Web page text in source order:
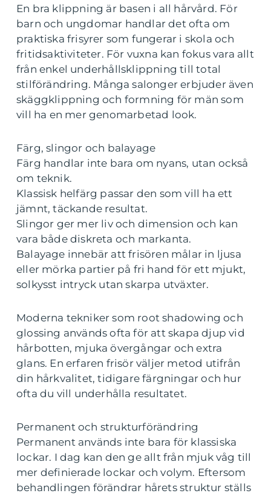
En bra klippning är basen i all hårvård. För
barn och ungdomar handlar det ofta om
praktiska frisyrer som fungerar i skola och
fritidsaktiviteter. För vuxna kan fokus vara allt
från enkel underhållsklippning till total
stilförändring. Många salonger erbjuder även
skäggklippning och formning för män som
vill ha en mer genomarbetad look.
Färg, slingor och balayage
Färg handlar inte bara om nyans, utan också
om teknik.
Klassisk helfärg passar den som vill ha ett
jämnt, täckande resultat.
Slingor ger mer liv och dimension och kan
vara både diskreta och markanta.
Balayage innebär att frisören målar in ljusa
eller mörka partier på fri hand för ett mjukt,
solkysst intryck utan skarpa utväxter.
Moderna tekniker som root shadowing och
glossing används ofta för att skapa djup vid
hårbotten, mjuka övergångar och extra
glans. En erfaren frisör väljer metod utifrån
din hårkvalitet, tidigare färgningar och hur
ofta du vill underhålla resultatet.
Permanent och strukturförändring
Permanent används inte bara för klassiska
lockar. I dag kan den ge allt från mjuk våg till
mer definierade lockar och volym. Eftersom
behandlingen förändrar hårets struktur ställs